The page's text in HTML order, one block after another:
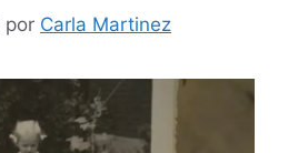
por Carla Martinez